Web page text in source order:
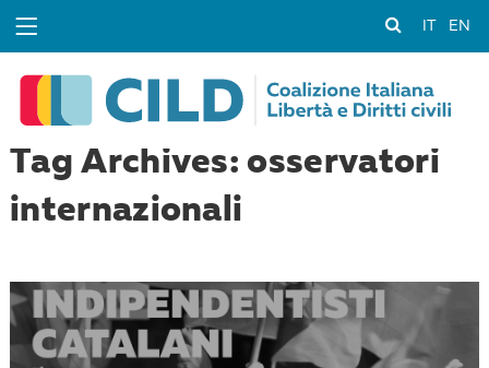
EN
Tag Archives: osservatori
internazionali